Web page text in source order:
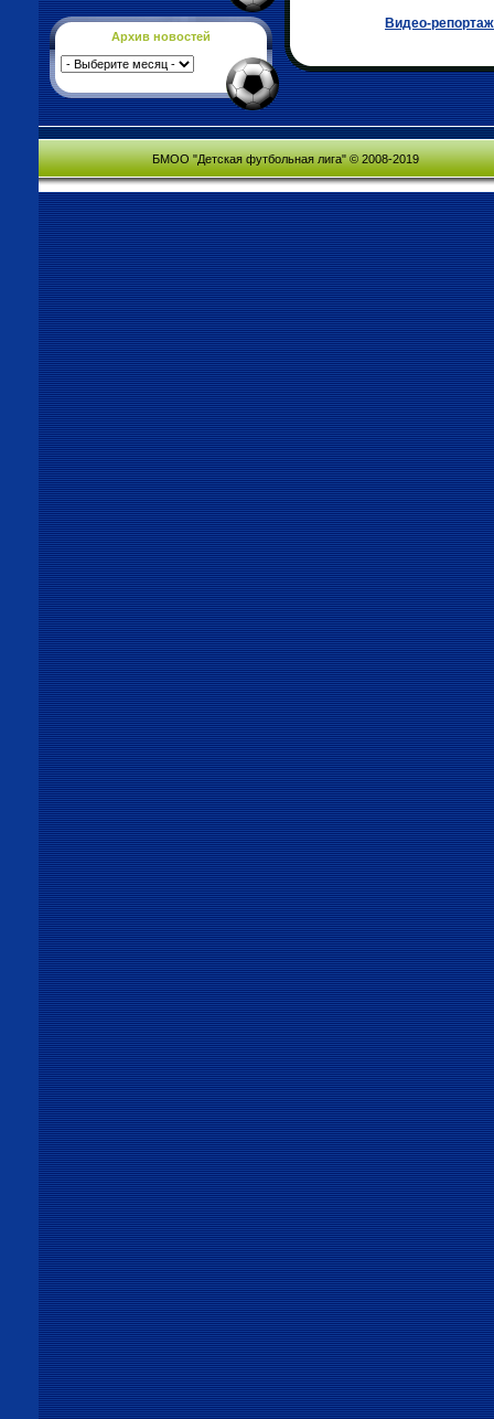
Архив новостей
Видео-
БМОО "Детская футбольная лига" © 2008-2019